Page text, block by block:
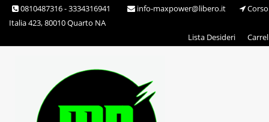
Skip 0810487316 - 3334316941 info-maxpower@libero.it
Corso
Italia 423, 80010 Quarto NA
Lista Desideri